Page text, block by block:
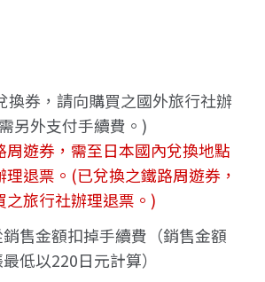
換券，請向購買之國外旅行社辦
另外支付手續費。)
周遊券，需至日本國內兌換地點
理退票。(已兌換之鐵路周遊券，
之旅行社辦理退票。)
售金額扣掉手續費（銷售金額
低以220日元計算）